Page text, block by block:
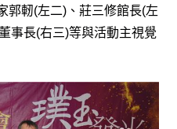
郭軔(左二) 、莊三修館長(左
事長(右三)等與活動主視覺